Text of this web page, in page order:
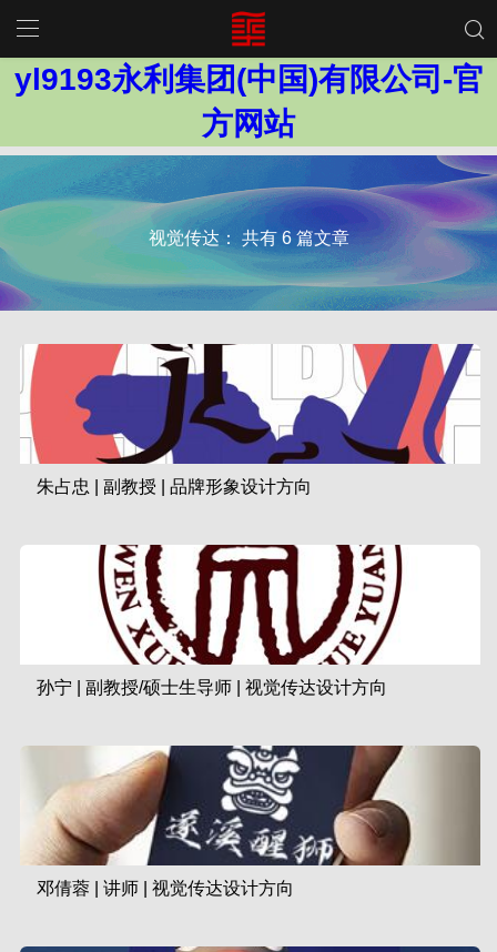
yl9193永利集团(中国)有限公司-官
方网站
视觉传达： 共有 6 篇文章
2023-10-13
朱占忠 | 副教授 | 品牌形象设计方向
2023-10-10
孙宁 | 副教授/硕士生导师 | 视觉传达设计方向
2023-09-27
邓倩蓉 | 讲师 | 视觉传达设计方向